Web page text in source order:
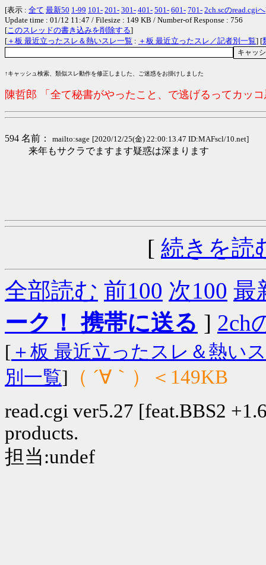
[表示 : 全て 最新50 1-99 101- 201- 301- 401- 501- 601- 701- 2ch.scのread.cgiへ
Update time : 01/12 11:47 / Filesize : 149 KB / Number-of Response : 756
[このスレッドの書き込みを削除する]
[ ＋板 最近立ったスレ＆熱いスレ一覧 : ＋板 最近立ったスレ／記者別一覧] [
↑キャッシュ検索、類似スレ動作を修正しました、ご迷惑をお掛けしました
陳哲郎 「全て秘書がやったこと、で逃げるってカッ
594 名前： mailto:sage [2020/12/25(金) 22:00:13.47 ID:MAFscl/10.net]
来年もサクラでますます疑惑は深まります
[ 続きを読
全部読む 前100 次100 最
ーク！ 携帯に送る ] 2ch
[ ＋板 最近立ったスレ＆熱い
別一覧] （ ´∀｀）＜149KB
read.cgi ver5.27 [feat.BBS2
products.
担当:undef